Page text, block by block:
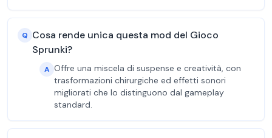
Q Cosa rende unica questa mod del Gioco
Sprunki?
A Offre una miscela di suspense e creatività, con
trasformazioni chirurgiche ed effetti sonori
migliorati che lo distinguono dal gameplay
standard.